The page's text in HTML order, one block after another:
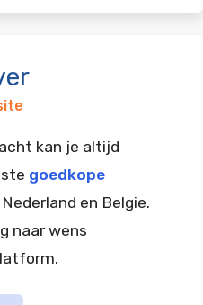
kan je altijd
goedkope
en Belgie.
naar wens